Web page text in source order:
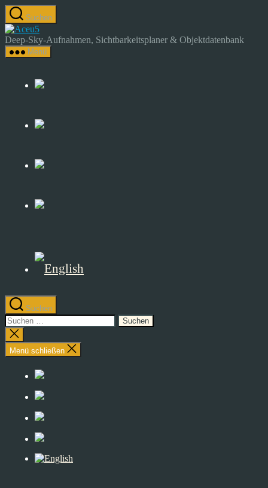
Zum
Inhalt
springen
Suchen
Astrocamp
–
Astrofotografie
Sky-
Deep-Sky-Aufnahmen, Sichtbarkeitsplaner & Objektdatenbank
Menü
Suchen
Suchen
nach:
Suche
schließen
Menü schließen